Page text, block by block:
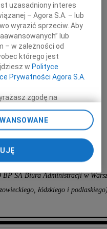
Dyrektorowi Biura
głębokiego współczucia i żalu
z powodu śmierci
Ojca
BP SA Biura Administracji w
łódzkiego i
uzasadniony interes
– Agora S.A. – lub
wyrazić sprzeciw. Aby
lub
– w zależności od
którego jest
w Polityce
Prywatności Agora S.A.
zgodę na
plików typu cookie
Partnerów i Agora S.A.
Możesz też w każdej
plików cookie,
zarządzania Twoimi
poprzez
zaawansowane”.
jest także za
S.A. możemy